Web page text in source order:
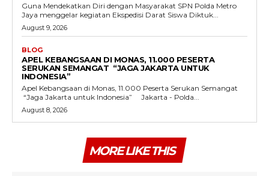
Guna Mendekatkan Diri dengan Masyarakat SPN Polda Metro
Jaya menggelar kegiatan Ekspedisi Darat Siswa Diktuk...
August 9, 2026
BLOG
APEL KEBANGSAAN DI MONAS, 11.000 PESERTA
SERUKAN SEMANGAT “JAGA JAKARTA UNTUK
INDONESIA”
Apel Kebangsaan di Monas, 11.000 Peserta Serukan Semangat
“Jaga Jakarta untuk Indonesia” Jakarta - Polda...
August 8, 2026
MORE LIKE THIS